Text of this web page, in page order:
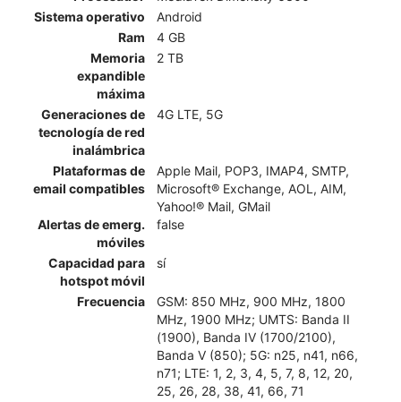
Sistema operativo
Android
Ram
4 GB
Memoria
expandible
máxima
2 TB
Generaciones de
tecnología de red
inalámbrica
4G LTE, 5G
Plataformas de
email compatibles
Apple Mail, POP3, IMAP4, SMTP,
Microsoft® Exchange, AOL, AIM,
Yahoo!® Mail, GMail
Alertas de emerg.
móviles
false
Capacidad para
hotspot móvil
sí
Frecuencia
GSM: 850 MHz, 900 MHz, 1800
MHz, 1900 MHz; UMTS: Banda II
(1900), Banda IV (1700/2100),
Banda V (850); 5G: n25, n41, n66,
n71; LTE: 1, 2, 3, 4, 5, 7, 8, 12, 20,
25, 26, 28, 38, 41, 66, 71